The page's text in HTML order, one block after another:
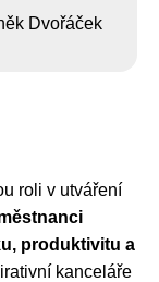
Dvořáček
roli v utváření
produktivitu a
kanceláře